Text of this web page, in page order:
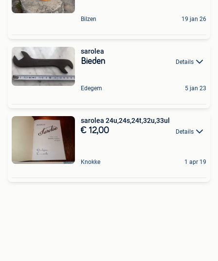
Bilzen 19 jan 26
sarolea
Bieden Details
Edegem 5 jan 23
sarolea 24u,24s,24t,32u,33ul
€ 12,00 Details
Knokke 1 apr 19